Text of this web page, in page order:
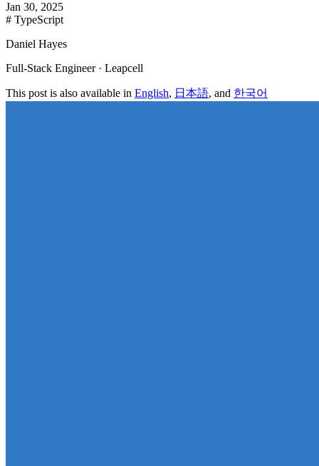
Jan 30, 2025
# TypeScript
Daniel Hayes
Full-Stack Engineer · Leapcell
This post is also available in English, 日本語, and 한국어